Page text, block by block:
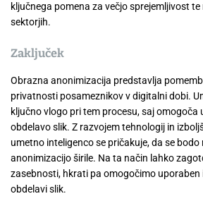
ključnega pomena za večjo sprejemljivost
sektorjih.
Zaključek
Obrazna anonimizacija predstavlja
privatnosti posameznikov v digitalni dobi.
ključno vlogo pri tem procesu, saj omogoča
obdelavo slik. Z razvojem tehnologij in
umetno inteligenco se pričakuje, da se
anonimizacijo širile. Na ta način lahko
zasebnosti, hkrati pa omogočimo
obdelavi slik.